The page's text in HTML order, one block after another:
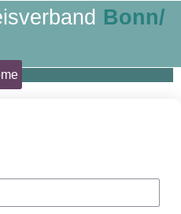
Bonn/